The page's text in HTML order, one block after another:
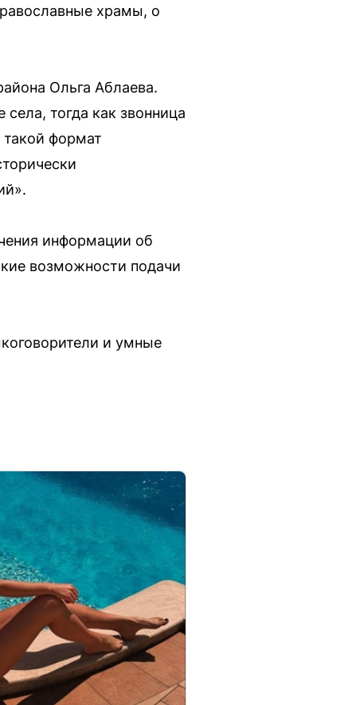
храмы, о
Ольга Аблаева.
тогда как звонница
формат
информации об
возможности подачи
и умные